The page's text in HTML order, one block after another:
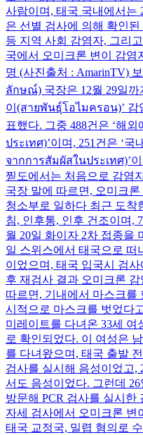
사람이며, 태국 국내에서는
은 선별 검사에 의해 확인
등 지역 사회 감염자, 그리
국에서 오미크론 변이 감염
명 (사진출처 : AmarinTV)
ลักษณ์) 국장은 12월 29일까
이(สายพันธุ์โอไมครอน)’ 감
표했다. 그중 488건은 ‘해
ประเทศ)’이며, 251건은 ‘
จากการสัมผัสในประเทศ)’
찓도에서는 처음으로 감염
국장 말에 따르면, 오미크
청소부로 일하다 최근 도착
침, 인후통, 인후 건조이며,
월 20일 화이자 2차 접종을
일 스위스에서 태국으로 떠
이었으며, 태국 입국시 검
후 재검사 결과 오미크론
따르면, 기내에서 마스크를
시적으로 마스크를 벗었다
미레이트를 다녀온 33세 여
로 확인되었다. 이 여성은
를 다녀왔으며, 태국 출발
검사를 실시해 음성이었고,
서도 음성이었다. 그런데
방문해 PCR 검사를 실시한
자세 검사에서 오미크론
태국 교정국, 밀렵 혐의로